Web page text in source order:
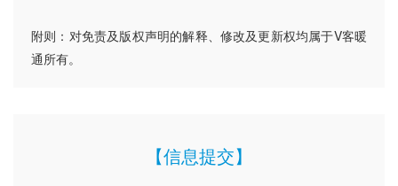
附则：对免责及版权声明的解释、修改及更新权均属于V客暖
通所有。